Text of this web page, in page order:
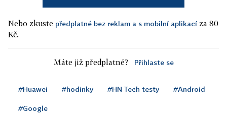
Nebo zkuste předplatné bez reklam a s mobilní aplikací za 80
Kč.
Máte již předplatné? Přihlaste se
#Huawei #hodinky #HN Tech testy #Android
#Google